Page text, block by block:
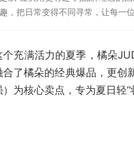
，把日常变得不同寻常，让每一
个充满活力的夏季，橘朵
合了橘朵的经典爆品，更创
）为核心卖点，专为夏日轻